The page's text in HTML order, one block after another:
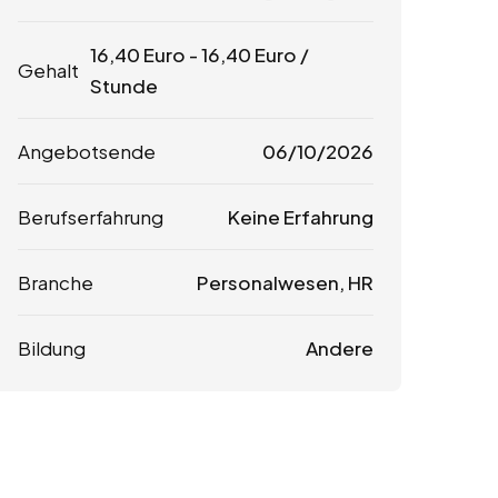
Gehalt
16,40 Euro -16,40 Euro /
Stunde
Angebotsende 06/10/2026
Berufserfahrung Keine Erfahrung
Branche Personalwesen, HR
Bildung Andere